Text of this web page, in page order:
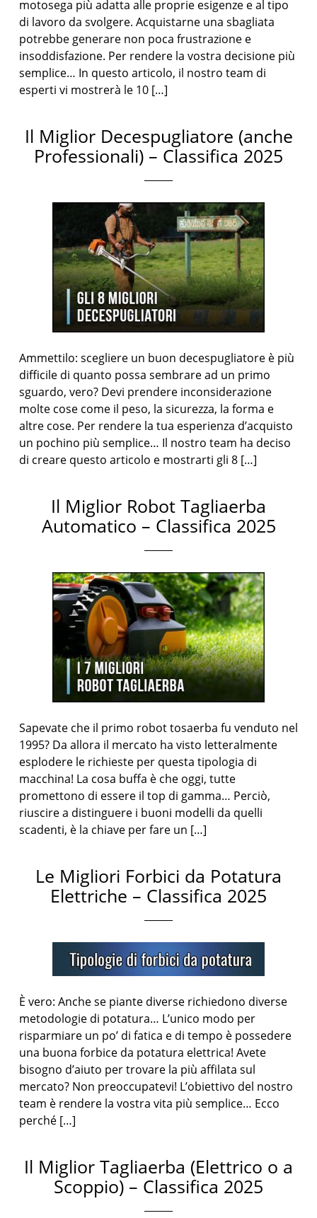
motosega più adatta alle proprie esigenze e al tipo
di lavoro da svolgere. Acquistarne una sbagliata
potrebbe generare non poca frustrazione e
insoddisfazione. Per rendere la vostra decisione più
semplice… In questo articolo, il nostro team di
esperti vi mostrerà le 10 […]
Il Miglior Decespugliatore (anche
Professionali) – Classifica 2025
Ammettilo: scegliere un buon decespugliatore è più
difficile di quanto possa sembrare ad un primo
sguardo, vero? Devi prendere inconsiderazione
molte cose come il peso, la sicurezza, la forma e
altre cose. Per rendere la tua esperienza d’acquisto
un pochino più semplice… Il nostro team ha deciso
di creare questo articolo e mostrarti gli 8 […]
Il Miglior Robot Tagliaerba
Automatico – Classifica 2025
Sapevate che il primo robot tosaerba fu venduto nel
1995? Da allora il mercato ha visto letteralmente
esplodere le richieste per questa tipologia di
macchina! La cosa buffa è che oggi, tutte
promettono di essere il top di gamma… Perciò,
riuscire a distinguere i buoni modelli da quelli
scadenti, è la chiave per fare un […]
Le Migliori Forbici da Potatura
Elettriche – Classifica 2025
È vero: Anche se piante diverse richiedono diverse
metodologie di potatura… L’unico modo per
risparmiare un po’ di fatica e di tempo è possedere
una buona forbice da potatura elettrica! Avete
bisogno d’aiuto per trovare la più affilata sul
mercato? Non preoccupatevi! L’obiettivo del nostro
team è rendere la vostra vita più semplice… Ecco
perché […]
Il Miglior Tagliaerba (Elettrico o a
Scoppio) – Classifica 2025